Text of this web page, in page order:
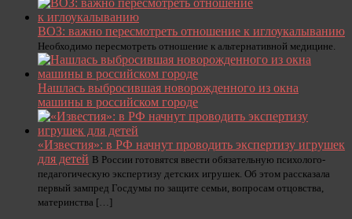
ВОЗ: важно пересмотреть отношение к иглоукалыванию
Необходимо пересмотреть отношение к альтернативной медицине.
Нашлась выбросившая новорожденного из окна
машины в российском городе
«Известия»: в РФ начнут проводить экспертизу игрушек
для детей В России готовятся ввести обязательную психолого-
педагогическую экспертизу детских игрушек. Об этом рассказала
первый зампред Госдумы по защите семьи, вопросам отцовства,
материнства […]